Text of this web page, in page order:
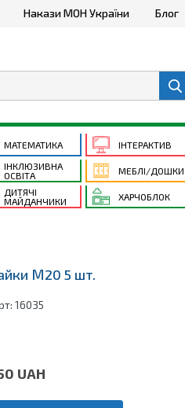
Накази МОН України Блог
МАТЕМАТИКА ІНТЕРАКТИВ
ІНКЛЮЗИВНА
ОСВІТА
МЕБЛІ/ДОШКИ
ДИТЯЧІ
МАЙДАНЧИКИ
ХАРЧОБЛОК
М20 5 шт.
16035
UAH